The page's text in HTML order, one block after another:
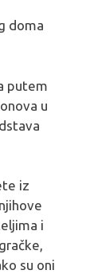
doma
putem
u
iz
i
su oni